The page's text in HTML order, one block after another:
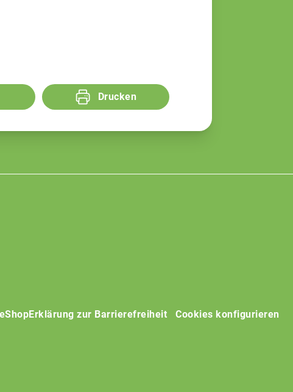
Drucken
ShopErklärung zur Barrierefreiheit Cookies konfigurieren